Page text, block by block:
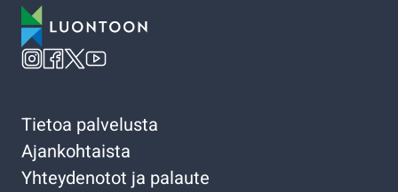
Tietoa palvelusta
Ajankohtaista
Yhteydenotot ja palaute